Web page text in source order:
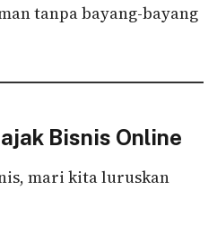
tanpa bayang-bayang
Bisnis Online
mari kita luruskan